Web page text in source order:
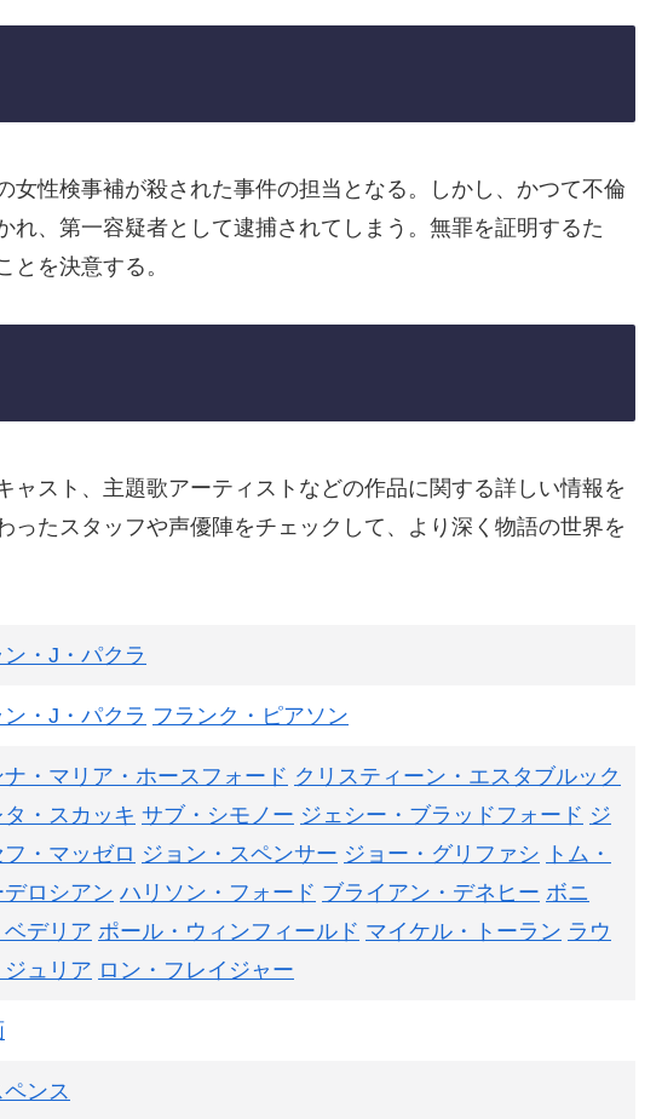
女性検事補が殺された事件の担当となる。しかし、かつて不倫
れ、第一容疑者として逮捕されてしまう。無罪を証明するた
を決意する。
ャスト、主題歌アーティストなどの作品に関する詳しい情報を
ったスタッフや声優陣をチェックして、より深く物語の世界を
ン・J・パクラ
ン・J・パクラ フランク・ピアソン
ナ・マリア・ホースフォード クリスティーン・エスタブルック
タ・スカッキ サブ・シモノー ジェシー・ブラッドフォード ジ
フ・マッゼロ ジョン・スペンサー ジョー・グリファシ トム・
デロシアン ハリソン・フォード ブライアン・デネヒー ボニ
ベデリア ポール・ウィンフィールド マイケル・トーラン ラウ
ジュリア ロン・フレイジャー
ンス